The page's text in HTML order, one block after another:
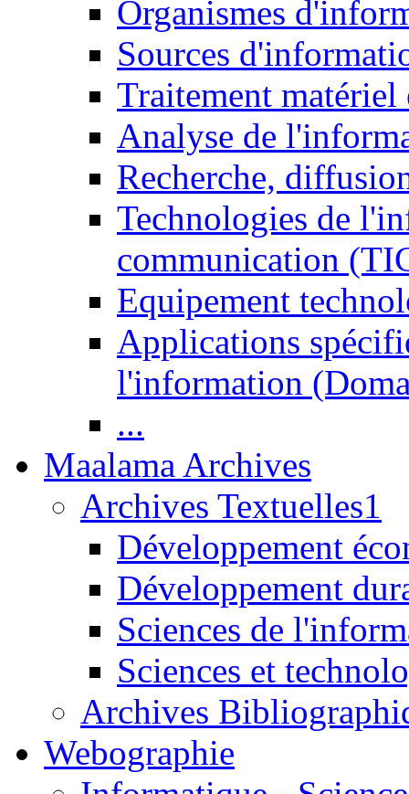
Organismes
Sources
Traitement matériel
Analyse de
Recherche,
Technologies de
communication
Equipement
Applications
l'information
...
Maalama Archives
Archives Textuelles1
Développement
Développement
Sciences de
Sciences et
Archives
Webographie